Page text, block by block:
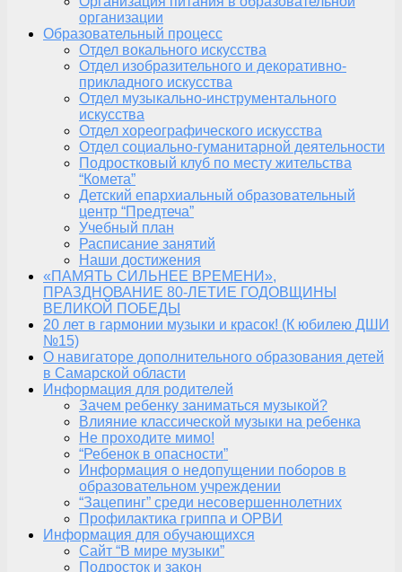
организации
Образовательный процесс
Отдел вокального искусства
Отдел изобразительного и декоративно-
прикладного искусства
Отдел музыкально-инструментального
искусства
Отдел хореографического искусства
Отдел социально-гуманитарной деятельности
Подростковый клуб по месту жительства
“Комета”
Детский епархиальный образовательный
центр “Предтеча”
Учебный план
Расписание занятий
Наши достижения
«ПАМЯТЬ СИЛЬНЕЕ ВРЕМЕНИ»,
ПРАЗДНОВАНИЕ 80-ЛЕТИЕ ГОДОВЩИНЫ
ВЕЛИКОЙ ПОБЕДЫ
20 лет в гармонии музыки и красок! (К юбилею ДШИ
№15)
О навигаторе дополнительного образования детей
в Самарской области
Информация для родителей
Зачем ребенку заниматься музыкой?
Влияние классической музыки на ребенка
Не проходите мимо!
“Ребенок в опасности”
Информация о недопущении поборов в
образовательном учреждении
“Зацепинг” среди несовершеннолетних
Профилактика гриппа и ОРВИ
Информация для обучающихся
Сайт “В мире музыки”
Подросток и закон